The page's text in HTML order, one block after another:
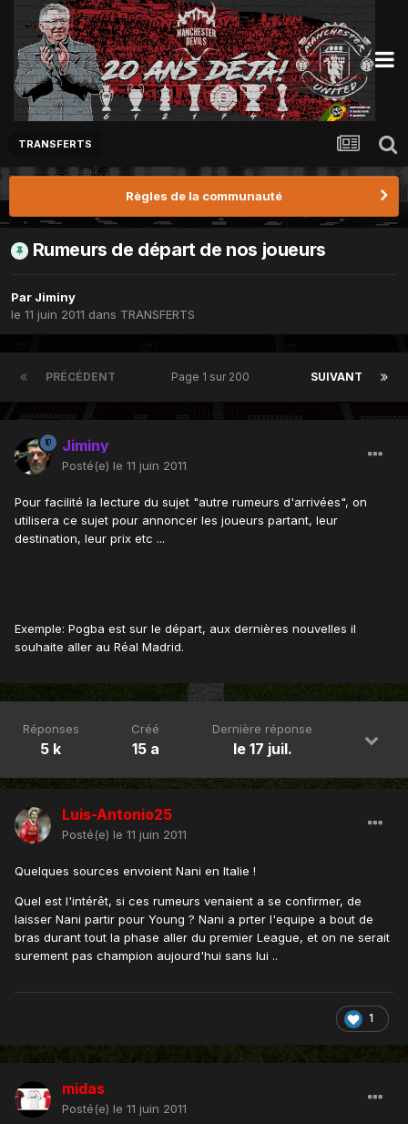
TRANSFERTS
Règles de la communauté
Rumeurs de départ de nos joueurs
Par Jiminy
le 11 juin 2011 dans TRANSFERTS
PRÉCÉDENT SUIVANT
Page 1 sur 200
Jiminy
Posté(e) le 11 juin 2011
Pour facilité la lecture du sujet "autre rumeurs d'arrivées", on
utilisera ce sujet pour annoncer les joueurs partant, leur
destination, leur prix etc ...
Exemple: Pogba est sur le départ, aux dernières nouvelles il
souhaite aller au Réal Madrid.
Réponses
5 k
Créé
15 a
Dernière réponse
le 17 juil.
Luis-Antonio25
Posté(e) le 11 juin 2011
Quelques sources envoient Nani en Italie !
Quel est l'intérêt, si ces rumeurs venaient a se confirmer, de
laisser Nani partir pour Young ? Nani a prter l'equipe a bout de
bras durant tout la phase aller du premier League, et on ne serait
surement pas champion aujourd'hui sans lui ..
1
midas
Posté(e) le 11 juin 2011